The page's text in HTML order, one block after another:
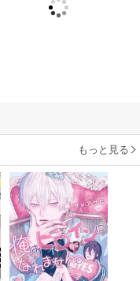
もっと見る